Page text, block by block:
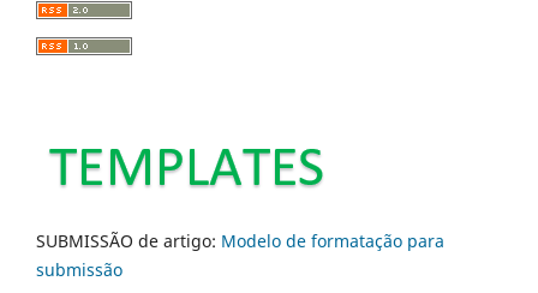
SUBMISSÃO de artigo: Modelo de formatação para
submissão